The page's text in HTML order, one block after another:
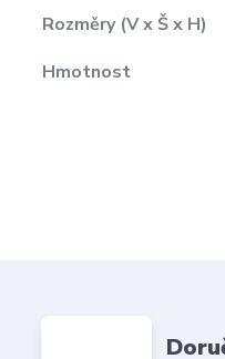
Rozměry (V x Š x H)
Hmotnost